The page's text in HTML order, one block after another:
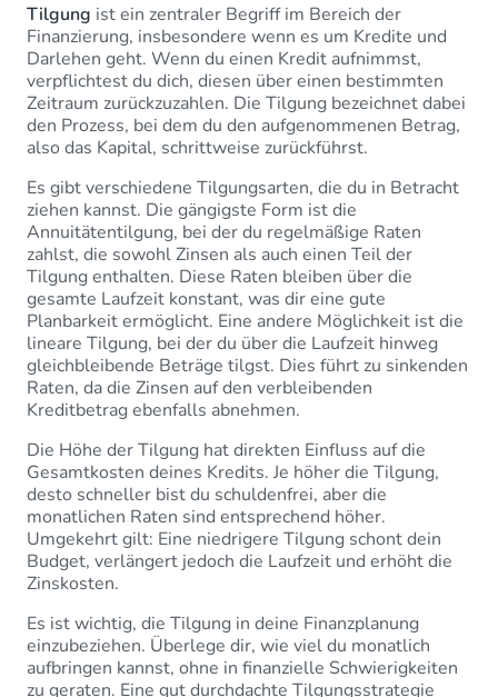
Tilgung ist ein zentraler Begriff im Bereich der
Finanzierung, insbesondere wenn es um Kredite und
Darlehen geht. Wenn du einen Kredit aufnimmst,
verpflichtest du dich, diesen über einen bestimmten
Zeitraum zurückzuzahlen. Die Tilgung bezeichnet dabei
den Prozess, bei dem du den aufgenommenen Betrag,
also das Kapital, schrittweise zurückführst.
Es gibt verschiedene Tilgungsarten, die du in Betracht
ziehen kannst. Die gängigste Form ist die
Annuitätentilgung, bei der du regelmäßige Raten
zahlst, die sowohl Zinsen als auch einen Teil der
Tilgung enthalten. Diese Raten bleiben über die
gesamte Laufzeit konstant, was dir eine gute
Planbarkeit ermöglicht. Eine andere Möglichkeit ist die
lineare Tilgung, bei der du über die Laufzeit hinweg
gleichbleibende Beträge tilgst. Dies führt zu sinkenden
Raten, da die Zinsen auf den verbleibenden
Kreditbetrag ebenfalls abnehmen.
Die Höhe der Tilgung hat direkten Einfluss auf die
Gesamtkosten deines Kredits. Je höher die Tilgung,
desto schneller bist du schuldenfrei, aber die
monatlichen Raten sind entsprechend höher.
Umgekehrt gilt: Eine niedrigere Tilgung schont dein
Budget, verlängert jedoch die Laufzeit und erhöht die
Zinskosten.
Es ist wichtig, die Tilgung in deine Finanzplanung
einzubeziehen. Überlege dir, wie viel du monatlich
aufbringen kannst, ohne in finanzielle Schwierigkeiten
zu geraten. Eine gut durchdachte Tilgungsstrategie